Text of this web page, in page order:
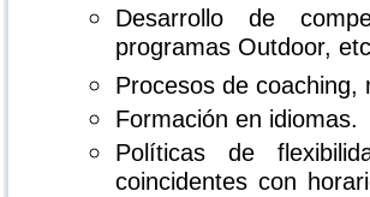
Desarrollo de
programas Outdoor,
Procesos de
Formación en idiomas.
Políticas de
coincidentes con